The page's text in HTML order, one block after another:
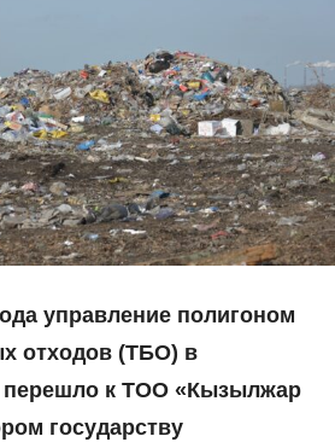
управление полигоном
отходов (ТБО) в
перешло к ТОО «Кызылжар
государству